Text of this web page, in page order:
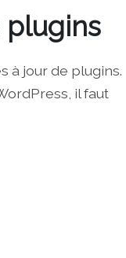
plugins
à jour de plugins.
il faut